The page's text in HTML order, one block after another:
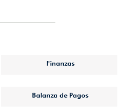
Finanzas
Balanza de Pagos